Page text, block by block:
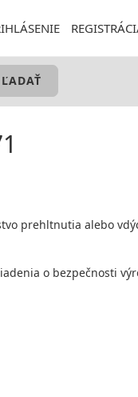
prehltnutia alebo
o bezpečnosti